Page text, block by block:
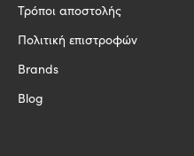
Τρόποι αποστολής
Πολιτική επιστροφών
Brands
Blog